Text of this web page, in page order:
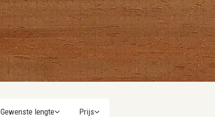
Gewenste lengte Prijs